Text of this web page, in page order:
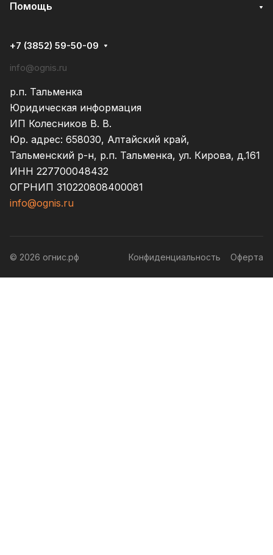
Помощь
+7 (3852) 59-50-09
info@ognis.ru
р.п. Тальменка
Юридическая информация
ИП Колесников В. В.
Юр. адрес: 658030, Алтайский край,
Тальменский р-н, р.п. Тальменка, ул. Кирова, д.161
ИНН 227700048432
ОГРНИП 310220808400081
info@ognis.ru
© 2026 огнис.рф Конфиденциальность Оферта